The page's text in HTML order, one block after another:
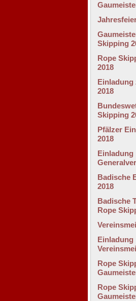
Skipping
Rope
2018
Einladung
2018
Skipping
Pfälzer
2018
Einladung
Badische
2018
Badische
Rope
Einladung
Rope
Rope